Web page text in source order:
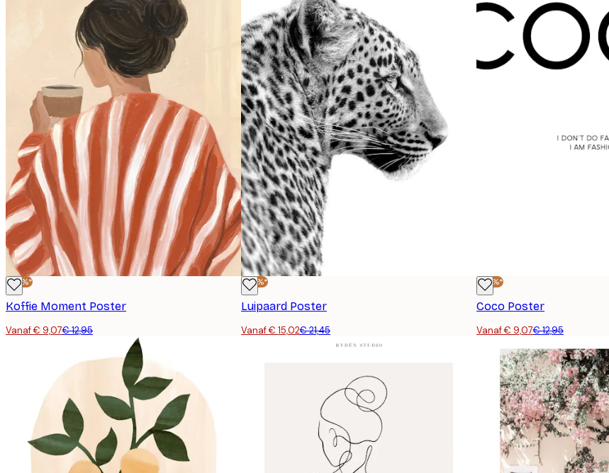
-30%*
Koffie Moment Poster
Vanaf € 9,07€ 12,95
-30%*
Luipaard Poster
Vanaf € 15,02€ 21,45
-30%*
Coco Poster
Vanaf € 9,07€ 12,95